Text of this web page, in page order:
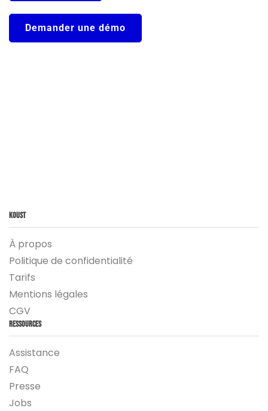
Demander une démo
Koust
À propos
Politique de confidentialité
Tarifs
Mentions légales
CGV
Ressources
Assistance
FAQ
Presse
Jobs